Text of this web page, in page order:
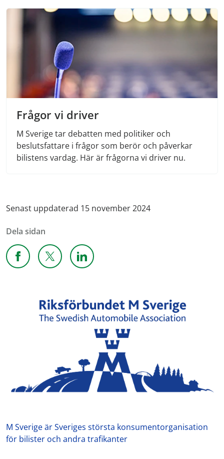
Frågor vi driver
M Sverige tar debatten med politiker och
beslutsfattare i frågor som berör och påverkar
bilistens vardag. Här är frågorna vi driver nu.
Senast uppdaterad 15 november 2024
Dela sidan
Dela sidan på Facebook
Dela sidan på XDela sidan på Linkedin
M Sverige är Sveriges största konsumentorganisation
för bilister och andra trafikanter